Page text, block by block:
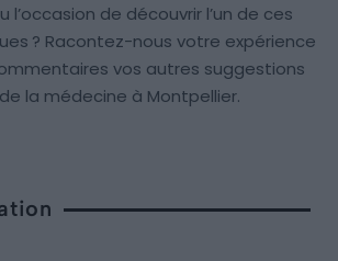
l’occasion de découvrir l’un de ces
? Racontez-nous votre expérience
vos autres suggestions
la médecine à Montpellier.